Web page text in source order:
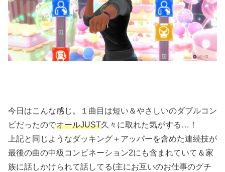
今日はこんな感じ。１曲目は短い＆やさしいのダブルコン
ビだったのでオールJUST久々に取れた気がする…！
上記と同じようなダッキング＋アッパーを含めた連続技が
最後の曲の中級コンビネーション2にも含まれていて＆家
族に話しかけられて話してる(主にお互いのお仕事のグチ